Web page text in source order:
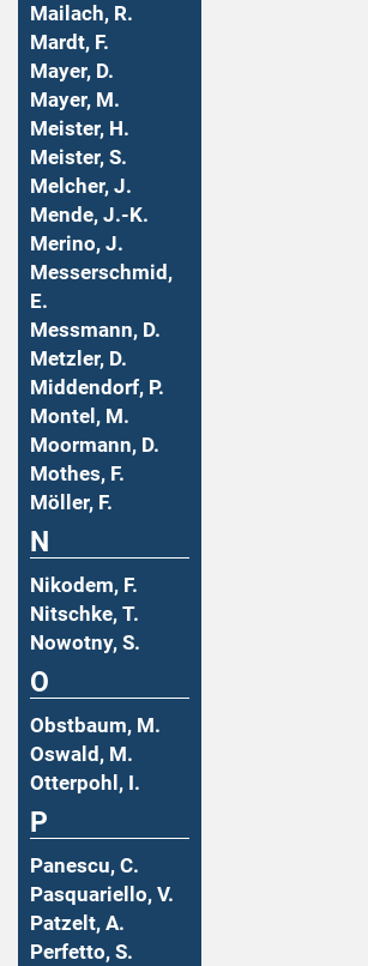
Mailach, R.
Mardt, F.
Mayer, D.
Mayer, M.
Meister, H.
Meister, S.
Melcher, J.
Mende, J.-K.
Merino, J.
Messerschmid,
E.
Messmann, D.
Metzler, D.
Middendorf, P.
Montel, M.
Moormann, D.
Mothes, F.
Möller, F.
N
Nikodem, F.
Nitschke, T.
Nowotny, S.
O
Obstbaum, M.
Oswald, M.
Otterpohl, I.
P
Panescu, C.
Pasquariello, V.
Patzelt, A.
Perfetto, S.